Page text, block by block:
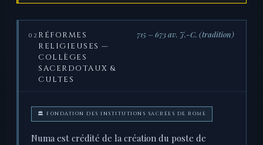
02 RÉFORMES
RELIGIEUSES —
COLLÈGES
SACERDOTAUX &
CULTES
715 – 673 av. J.-C. (tradition)
🏛 FONDATION DES INSTITUTIONS SACRÉES DE ROME
Numa est crédité de la création du poste de